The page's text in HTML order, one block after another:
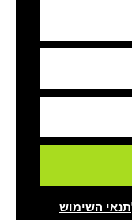
תנאי השימוש